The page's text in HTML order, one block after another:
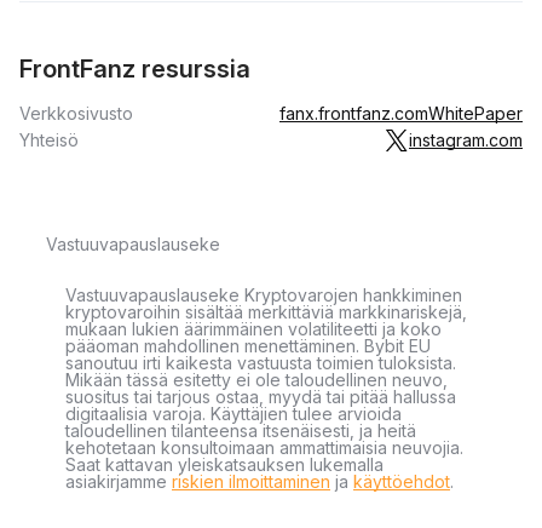
FrontFanz resurssia
Verkkosivusto fanx.frontfanz.comWhitePaper
Yhteisö
instagram.com
Vastuuvapauslauseke
Vastuuvapauslauseke Kryptovarojen hankkiminen
kryptovaroihin sisältää merkittäviä markkinariskejä,
mukaan lukien äärimmäinen volatiliteetti ja koko
pääoman mahdollinen menettäminen. Bybit EU
sanoutuu irti kaikesta vastuusta toimien tuloksista.
Mikään tässä esitetty ei ole taloudellinen neuvo,
suositus tai tarjous ostaa, myydä tai pitää hallussa
digitaalisia varoja. Käyttäjien tulee arvioida
taloudellinen tilanteensa itsenäisesti, ja heitä
kehotetaan konsultoimaan ammattimaisia neuvojia.
Saat kattavan yleiskatsauksen lukemalla
asiakirjamme riskien ilmoittaminen ja käyttöehdot.